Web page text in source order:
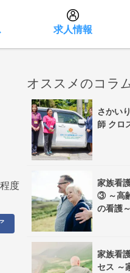
求人情報
度
オススメのコラ
さかい
師 クロ
家族看
③ ～高
の看護～
家族看
セス ～